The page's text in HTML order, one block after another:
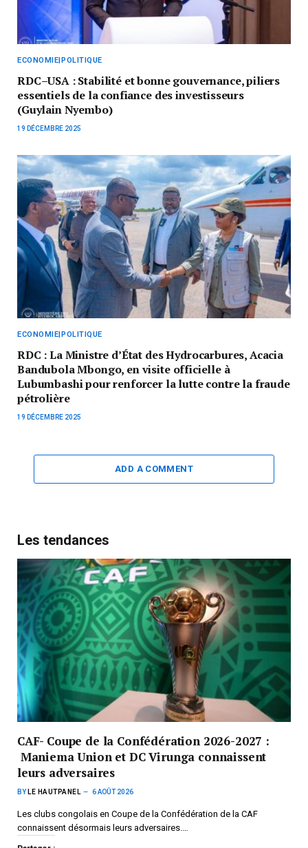
ECONOMIE|POLITIQUE
RDC–USA : Stabilité et bonne gouvernance, piliers
essentiels de la confiance des investisseurs
(Guylain Nyembo)
19 DÉCEMBRE 2025
ECONOMIE|POLITIQUE
RDC : La Ministre d’État des Hydrocarbures, Acacia
Bandubola Mbongo, en visite officielle à
Lubumbashi pour renforcer la lutte contre la fraude
pétrolière
19 DÉCEMBRE 2025
ADD A COMMENT
Les tendances
CAF- Coupe de la Confédération 2026-2027 :
Maniema Union et DC Virunga connaissent
leurs adversaires
BY LE HAUTPANEL 6 AOÛT 2026
Les clubs congolais en Coupe de la Confédération de la CAF
connaissent désormais leurs adversaires.…